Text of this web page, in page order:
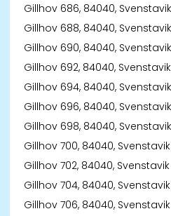
Gillhov 686, 84040, Svenstavik
Gillhov 688, 84040, Svenstavik
Gillhov 690, 84040, Svenstavik
Gillhov 692, 84040, Svenstavik
Gillhov 694, 84040, Svenstavik
Gillhov 696, 84040, Svenstavik
Gillhov 698, 84040, Svenstavik
Gillhov 700, 84040, Svenstavik
Gillhov 702, 84040, Svenstavik
Gillhov 704, 84040, Svenstavik
Gillhov 706, 84040, Svenstavik